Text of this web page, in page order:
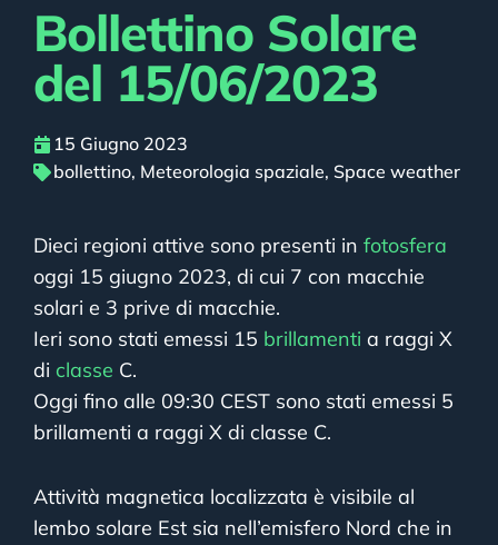
Bollettino Solare
del 15/06/2023
15 Giugno 2023
bollettino, Meteorologia spaziale, Space weather
Dieci regioni attive sono presenti in fotosfera
oggi 15 giugno 2023, di cui 7 con macchie
solari e 3 prive di macchie.
Ieri sono stati emessi 15 brillamenti a raggi X
di classe C.
Oggi fino alle 09:30 CEST sono stati emessi 5
brillamenti a raggi X di classe C.
Attività magnetica localizzata è visibile al
lembo solare Est sia nell’emisfero Nord che in